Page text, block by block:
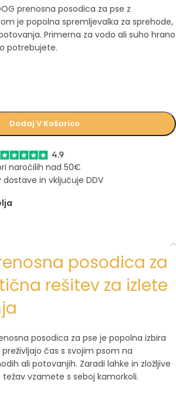
prenosna posodica za pse z
je popolna spremljevalka za sprehode,
Primerna za vodo ali suho hrano
potrebujete.
Dodaj V Košarico
naročilih nad 50€
in vključuje DDV
posodica za
rešitev za izlete
posodica za pse je popolna izbira
čas s svojim psom na
ali potovanjih. Zaradi lahke in zložljive
težav vzamete s seboj kamorkoli.